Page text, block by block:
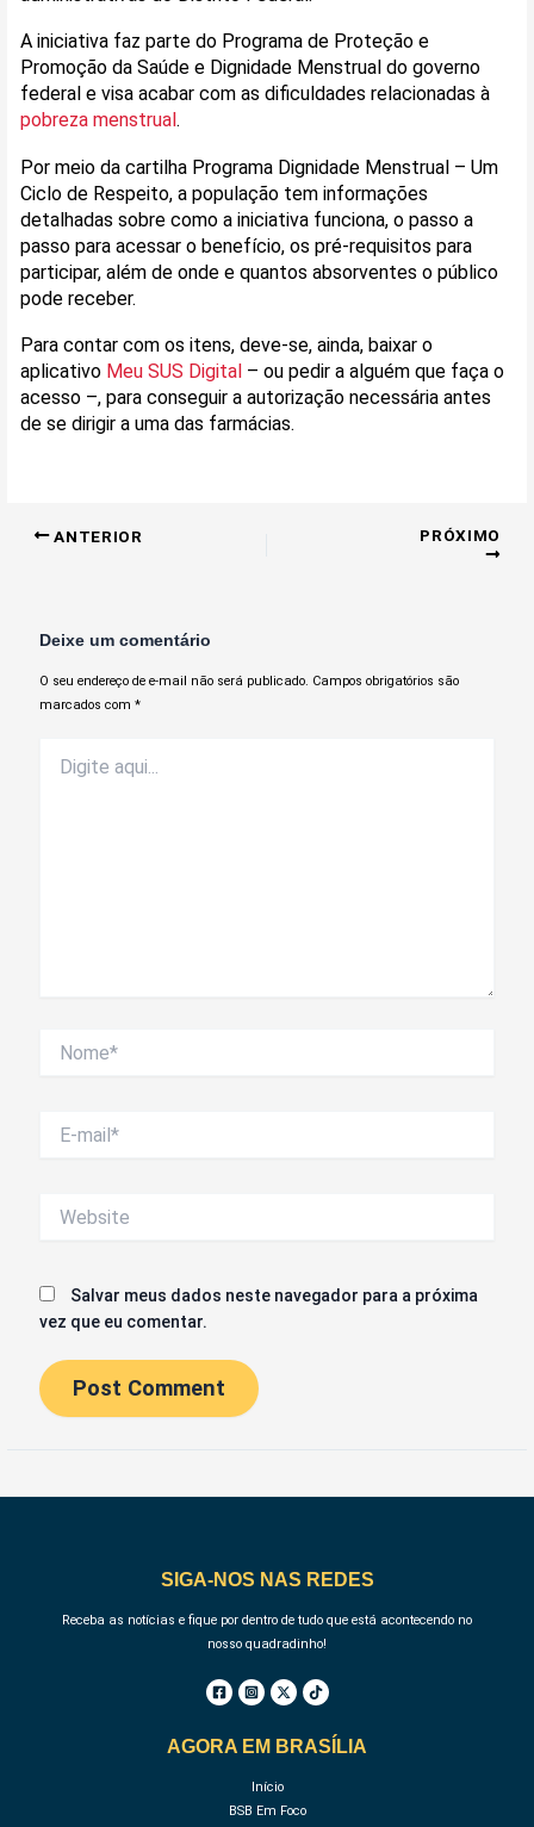
A iniciativa faz parte do Programa de Proteção e
Promoção da Saúde e Dignidade Menstrual do governo
federal e visa acabar com as dificuldades relacionadas à
pobreza menstrual .
Por meio da cartilha Programa Dignidade Menstrual – Um
Ciclo de Respeito, a população tem informações
detalhadas sobre como a iniciativa funciona, o passo a
passo para acessar o benefício, os pré-requisitos para
participar, além de onde e quantos absorventes o público
pode receber.
Para contar com os itens, deve-se, ainda, baixar o
aplicativo Meu SUS Digital – ou pedir a alguém que faça o
acesso –, para conseguir a autorização necessária antes
de se dirigir a uma das farmácias.
ANTERIOR PRÓXIMO
Deixe um comentário
O seu endereço de e-mail não será publicado. Campos obrigatórios são
marcados com*
aqui...
mail*
Salvar meus dados neste navegador para a próxima
vez que eu comentar.
SIGA-NOS NAS REDES
Receba as notícias e fique por dentro de tudo que está acontecendo no
nosso quadradinho!
AGORA EM BRASÍLIA
Início
BSB Em Foco